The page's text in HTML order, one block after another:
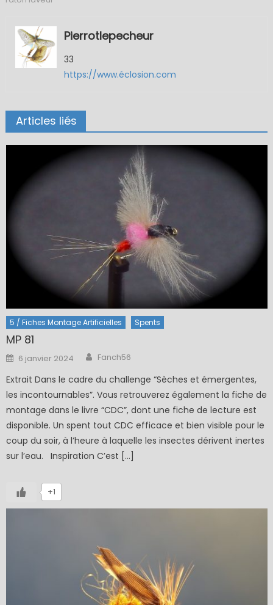
Pierrotlepecheur
33
https://www.éclosion.com
Articles liés
5 / Fiches Montage Artificielles Spents
MP 81
Posted
on
6 janvier 2024 Author
Fanch56
Extrait Dans le cadre du challenge “Sèches et émergentes,
les incontournables”. Vous retrouverez également la fiche de
montage dans le livre “CDC”, dont une fiche de lecture est
disponible. Un spent tout CDC efficace et bien visible pour le
coup du soir, à l’heure à laquelle les insectes dérivent inertes
sur l’eau. Inspiration C’est […]
+1